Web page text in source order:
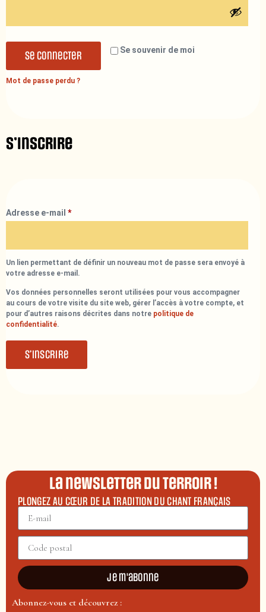
Se souvenir de moi
Se connecter
Mot de passe perdu ?
S’inscrire
Adresse e-mail *
Un lien permettant de définir un nouveau mot de passe sera envoyé à
votre adresse e-mail.
Vos données personnelles seront utilisées pour vous accompagner
au cours de votre visite du site web, gérer l’accès à votre compte, et
pour d’autres raisons décrites dans notre politique de
confidentialité.
S’inscrire
La newsletter du terroir !
PLONGEZ AU CŒUR DE LA TRADITION DU CHANT FRANÇAIS
Je m'abonne
Abonnez-vous et découvrez :